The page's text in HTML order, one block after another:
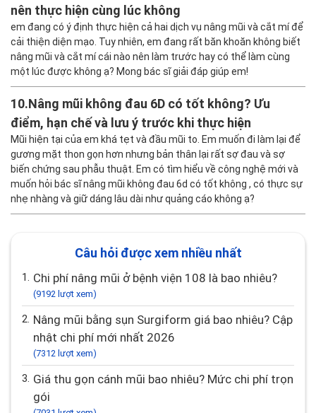
nên thực hiện cùng lúc không
em đang có ý định thực hiện cả hai dịch vụ nâng mũi và cắt mí để
cải thiện diện mạo. Tuy nhiên, em đang rất băn khoăn không biết
nâng mũi và cắt mí cái nào nên làm trước hay có thể làm cùng
một lúc được không ạ? Mong bác sĩ giải đáp giúp em!
10.Nâng mũi không đau 6D có tốt không? Ưu
điểm, hạn chế và lưu ý trước khi thực hiện
Mũi hiện tại của em khá tẹt và đầu mũi to. Em muốn đi làm lại để
gương mặt thon gọn hơn nhưng bản thân lại rất sợ đau và sợ
biến chứng sau phẫu thuật. Em có tìm hiểu về công nghệ mới và
muốn hỏi bác sĩ nâng mũi không đau 6d có tốt không , có thực sự
nhẹ nhàng và giữ dáng lâu dài như quảng cáo không ạ?
Câu hỏi được xem nhiều nhất
1. Chi phí nâng mũi ở bệnh viện 108 là bao nhiêu?
(9192 lượt xem)
2. Nâng mũi bằng sụn Surgiform giá bao nhiêu? Cập
nhật chi phí mới nhất 2026
(7312 lượt xem)
3. Giá thu gọn cánh mũi bao nhiêu? Mức chi phí trọn
gói